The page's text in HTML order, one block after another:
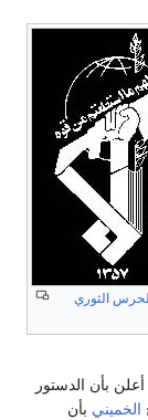
الثوري
بأن الدستور
الخميني بأن